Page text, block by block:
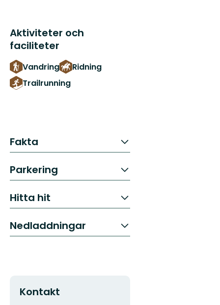
Aktiviteter och
faciliteter
Vandring
Ridning
Trailrunning
Fakta
Parkering
Hitta hit
Nedladdningar
Kontakt